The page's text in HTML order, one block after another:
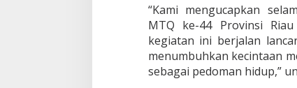
P
r
i
n
“Kami mengucapkan
MTQ ke-44 Provinsi
kegiatan ini berjalan
menumbuhkan kecintaan
sebagai pedoman hidup,”